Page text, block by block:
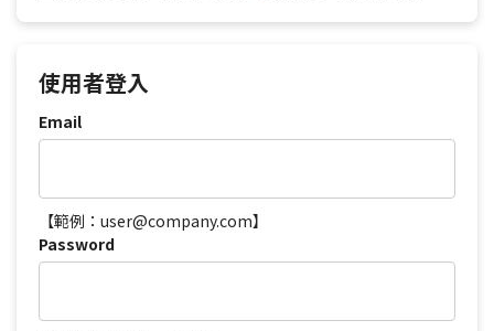
使用者登入
Email
【範例：user@company.com】
Password